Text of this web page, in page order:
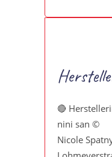
🔴
nini san ©
Nicole